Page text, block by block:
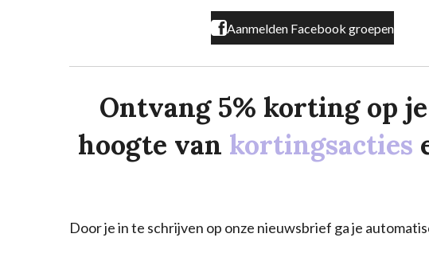
Aanmelden Facebook groepen
Ontvang 5% korting op
hoogte van kortingsacties
Door je in te schrijven op onze nieuwsbrief ga je